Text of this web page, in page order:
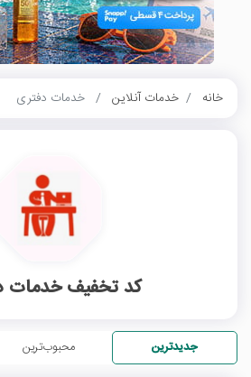
خانه خدمات آنلاین خدمات دفتری
کد تخفیف خدمات
جدیدترین محبوب‌ترین